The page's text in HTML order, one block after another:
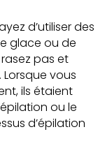
d’utiliser des
glace ou de
rasez pas et
vous
ils étaient
ou le
d’épilation